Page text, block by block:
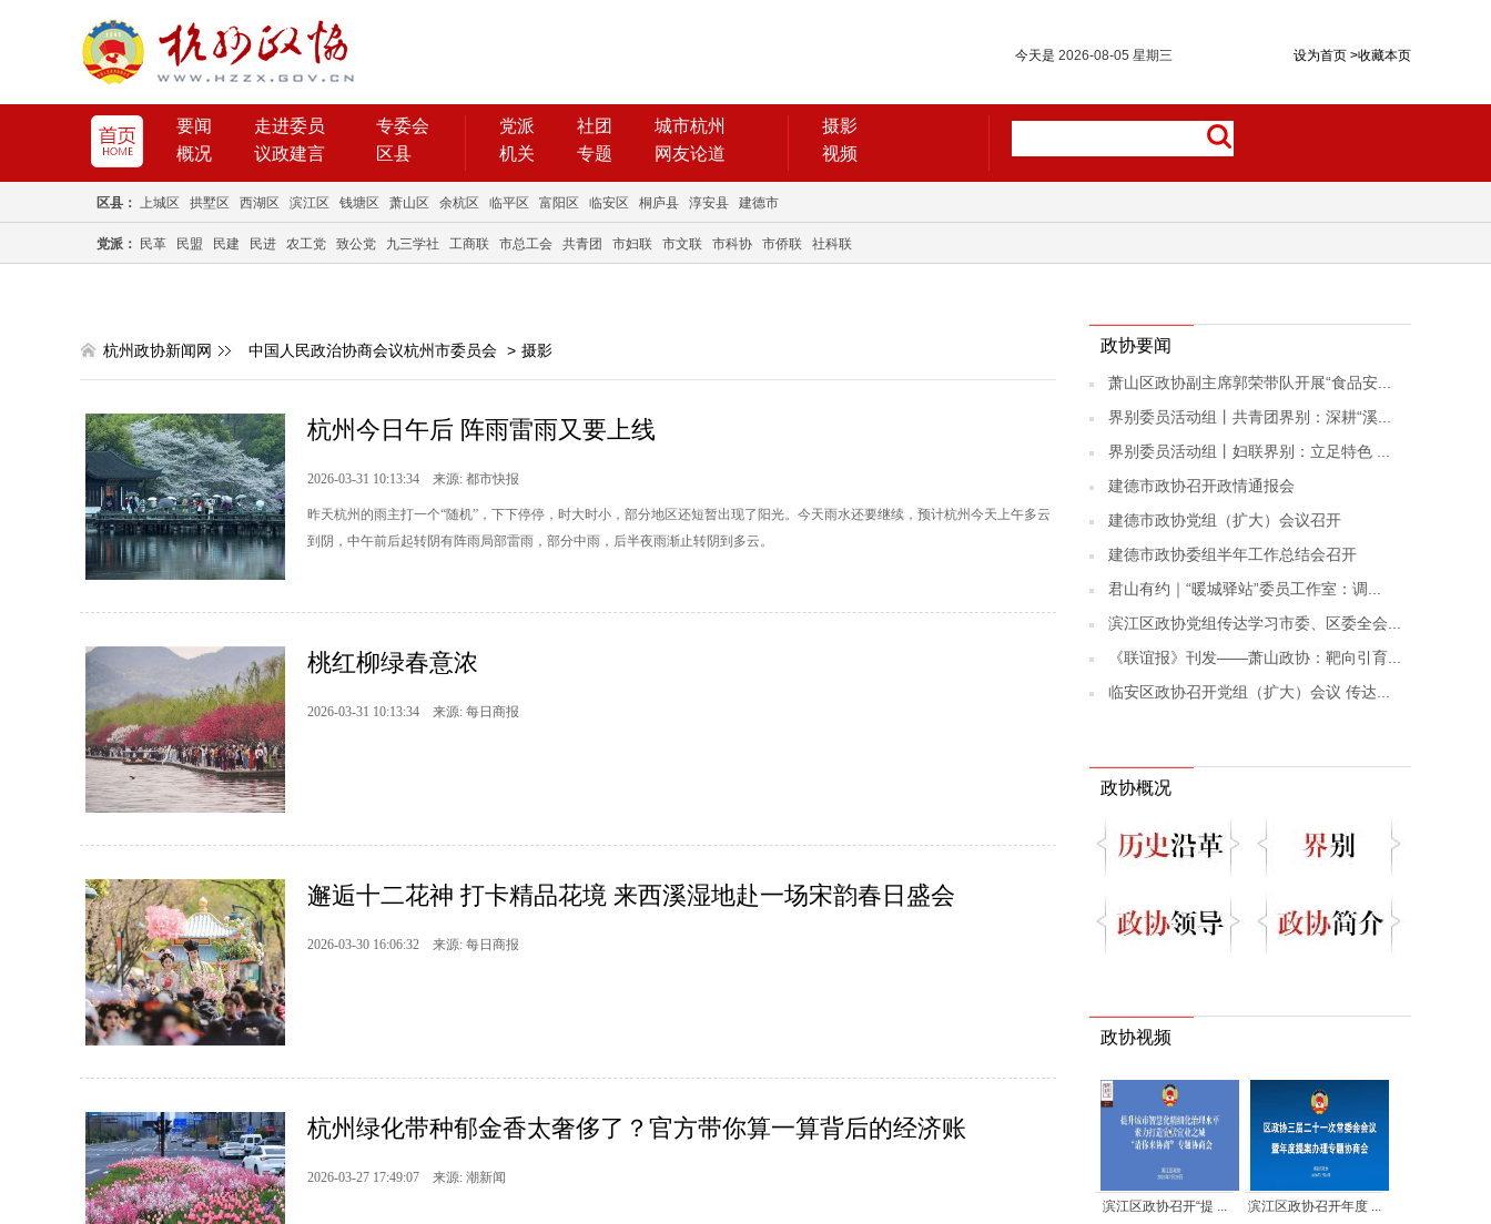
设为首页 >收藏本页
今天是 2026-08-05 星期三
要闻 走进委员
专委会
概况
议政建言 区县
党派 社团
城市杭州
机关
专题 网友论道
摄影
视频
区县： 上城区 拱墅区 西湖区 滨江区 钱塘区 萧山区 余杭区 临平区 富阳区 临安区 桐庐县 淳安县 建德市
党派： 民革 民盟 民建 民进 农工党 致公党 九三学社 工商联 市总工会 共青团 市妇联 市文联 市科协 市侨联 社科联
杭州政协新闻网 中国人民政治协商会议杭州市委员会 > 摄影
杭州今日午后 阵雨雷雨又要上线
2026-03-31 10:13:34 来源: 都市快报
昨天杭州的雨主打一个“随机”，下下停停，时大时小，部分地区还短暂出现了阳光。今天雨水还要继续，预计杭州今天上午多云
到阴，中午前后起转阴有阵雨局部雷雨，部分中雨，后半夜雨渐止转阴到多云。
桃红柳绿春意浓
2026-03-31 10:13:34 来源: 每日商报
邂逅十二花神 打卡精品花境 来西溪湿地赴一场宋韵春日盛会
2026-03-30 16:06:32 来源: 每日商报
杭州绿化带种郁金香太奢侈了？官方带你算一算背后的经济账
2026-03-27 17:49:07 来源: 潮新闻
政协要闻
萧山区政协副主席郭荣带队开展“食品安...
界别委员活动组丨共青团界别：深耕“溪...
界别委员活动组丨妇联界别：立足特色 ...
建德市政协召开政情通报会
建德市政协党组（扩大）会议召开
建德市政协委组半年工作总结会召开
君山有约｜“暖城驿站”委员工作室：调...
滨江区政协党组传达学习市委、区委全会...
《联谊报》刊发——萧山政协：靶向引育...
临安区政协召开党组（扩大）会议 传达...
政协概况
政协视频
滨江区政协召开“提 ... 滨江区政协召开年度 ...